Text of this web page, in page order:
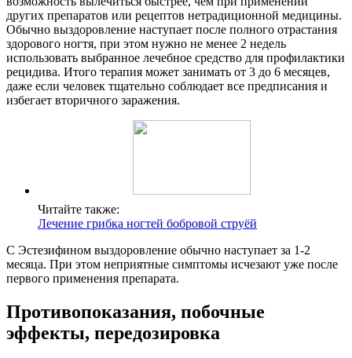
других препаратов или рецептов нетрадиционной медицины.
Обычно выздоровление наступает после полного отрастания
здорового ногтя, при этом нужно не менее 2 недель
использовать выбранное лечебное средство для профилактики
рецидива. Итого терапия может занимать от 3 до 6 месяцев,
даже если человек тщательно соблюдает все предписания и
избегает вторичного заражения.
Читайте также:
Лечение грибка ногтей бобровой струёй
С Эстезифином выздоровление обычно наступает за 1-2
месяца. При этом неприятные симптомы исчезают уже после
первого применения препарата.
Противопоказания, побочные
эффекты, передозировка